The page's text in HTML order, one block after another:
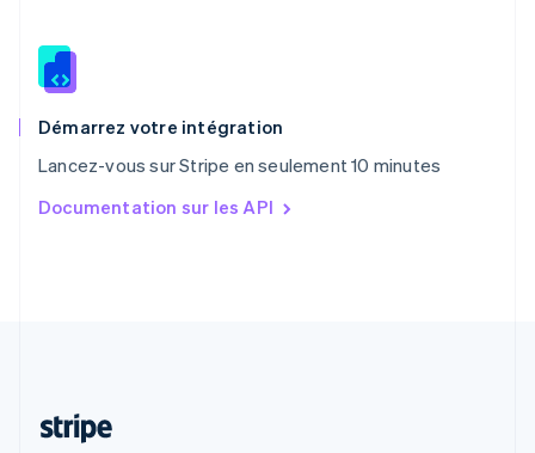
Démarrez votre intégration
Lancez-vous sur Stripe en seulement 10 minutes
Documentation sur les API
Roumanie
Royaume-Uni
English
English简体中文
English